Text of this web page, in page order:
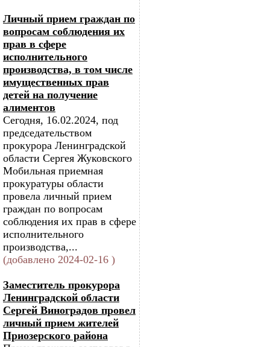
Личный прием граждан по
вопросам соблюдения их
прав в сфере
исполнительного
производства, в том числе
имущественных прав
детей на получение
алиментов
Сегодня, 16.02.2024, под
председательством
прокурора Ленинградской
области Сергея Жуковского
Мобильная приемная
прокуратуры области
провела личный прием
граждан по вопросам
соблюдения их прав в сфере
исполнительного
производства,...
(добавлено 2024-02-16 )
Заместитель прокурора
Ленинградской области
Сергей Виноградов провел
личный прием жителей
Приозерского района